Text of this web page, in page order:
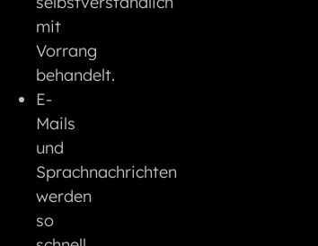
mit
Vorrang
behandelt.
E-
Mails
und
Sprachnachrichten
werden
so